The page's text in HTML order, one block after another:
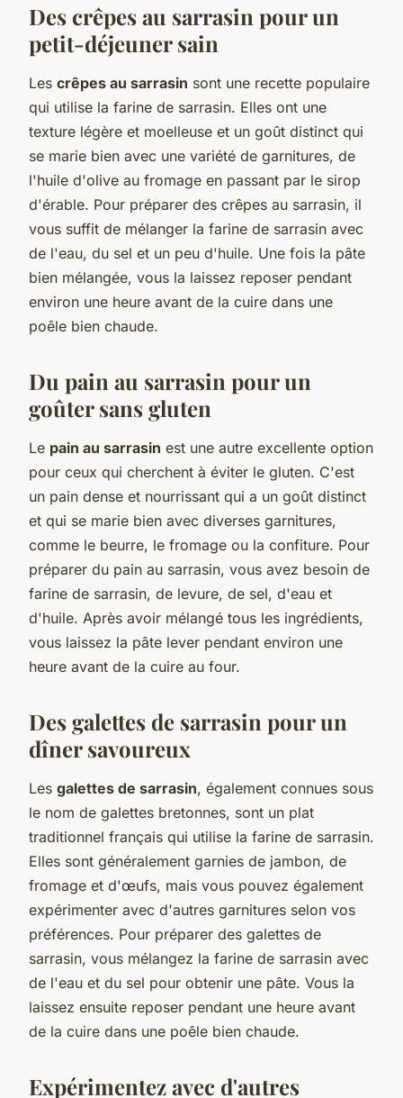
Des crêpes au sarrasin pour un
petit-déjeuner sain
Les crêpes au sarrasin sont une recette populaire
qui utilise la farine de sarrasin. Elles ont une
texture légère et moelleuse et un goût distinct qui
se marie bien avec une variété de garnitures, de
l'huile d'olive au fromage en passant par le sirop
d'érable. Pour préparer des crêpes au sarrasin, il
vous suffit de mélanger la farine de sarrasin avec
de l'eau, du sel et un peu d'huile. Une fois la pâte
bien mélangée, vous la laissez reposer pendant
environ une heure avant de la cuire dans une
poêle bien chaude.
Du pain au sarrasin pour un
goûter sans gluten
Le pain au sarrasin est une autre excellente option
pour ceux qui cherchent à éviter le gluten. C'est
un pain dense et nourrissant qui a un goût distinct
et qui se marie bien avec diverses garnitures,
comme le beurre, le fromage ou la confiture. Pour
préparer du pain au sarrasin, vous avez besoin de
farine de sarrasin, de levure, de sel, d'eau et
d'huile. Après avoir mélangé tous les ingrédients,
vous laissez la pâte lever pendant environ une
heure avant de la cuire au four.
Des galettes de sarrasin pour un
dîner savoureux
Les galettes de sarrasin, également connues sous
le nom de galettes bretonnes, sont un plat
traditionnel français qui utilise la farine de sarrasin.
Elles sont généralement garnies de jambon, de
fromage et d'œufs, mais vous pouvez également
expérimenter avec d'autres garnitures selon vos
préférences. Pour préparer des galettes de
sarrasin, vous mélangez la farine de sarrasin avec
de l'eau et du sel pour obtenir une pâte. Vous la
laissez ensuite reposer pendant une heure avant
de la cuire dans une poêle bien chaude.
Expérimentez avec d'autres